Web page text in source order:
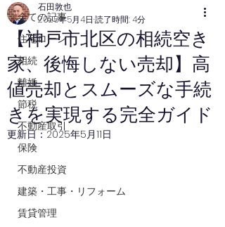
全ての記事
住宅ローン
相続
離婚
節税
不動産取引
保険
不動産投資
建築・工事・リフォーム
賃貸管理
【神戸市北区の相続空き
家、後悔しない売却】高
値売却とスムーズな手続
きを実現する完全ガイド
石田敦也
2025年5月4日 読了時間: 4分
更新日：2025年5月11日